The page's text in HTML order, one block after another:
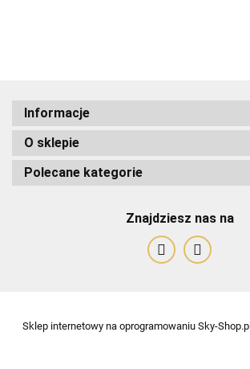
Alessandro Paoli
Informacje
O sklepie
Polecane kategorie
Znajdziesz nas na
Sklep internetowy na oprogramowaniu Sky-Shop.pl